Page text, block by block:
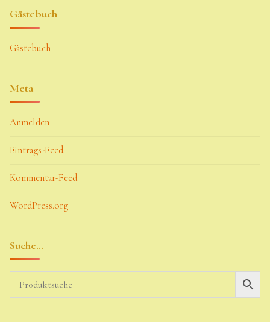
Gästebuch
Gästebuch
Meta
Anmelden
Eintrags-Feed
Kommentar-Feed
WordPress.org
Suche…